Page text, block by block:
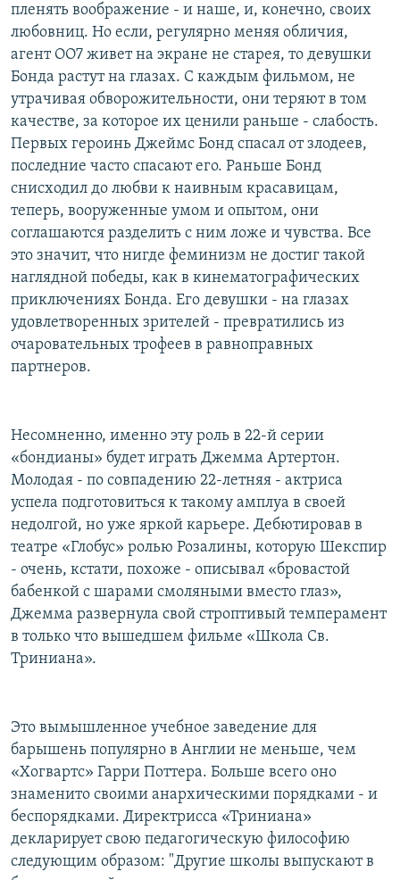
пленять воображение - и наше, и, конечно, своих
любовниц. Но если, регулярно меняя обличия,
агент ОО7 живет на экране не старея, то девушки
Бонда растут на глазах. С каждым фильмом, не
утрачивая обворожительности, они теряют в том
качестве, за которое их ценили раньше - слабость.
Первых героинь Джеймс Бонд спасал от злодеев,
последние часто спасают его. Раньше Бонд
снисходил до любви к наивным красавицам,
теперь, вооруженные умом и опытом, они
соглашаются разделить с ним ложе и чувства. Все
это значит, что нигде феминизм не достиг такой
наглядной победы, как в кинематографических
приключениях Бонда. Его девушки - на глазах
удовлетворенных зрителей - превратились из
очаровательных трофеев в равноправных
партнеров.
Несомненно, именно эту роль в 22-й серии
«бондианы» будет играть Джемма Артертон.
Молодая - по совпадению 22-летняя - актриса
успела подготовиться к такому амплуа в своей
недолгой, но уже яркой карьере. Дебютировав в
театре «Глобус» ролью Розалины, которую Шекспир
- очень, кстати, похоже - описывал «бровастой
бабенкой с шарами смоляными вместо глаз»,
Джемма развернула свой строптивый темперамент
в только что вышедшем фильме «Школа Св.
Триниана».
Это вымышленное учебное заведение для
барышень популярно в Англии не меньше, чем
«Хогвартс» Гарри Поттера. Больше всего оно
знаменито своими анархическими порядками - и
беспорядками. Директрисса «Триниана»
декларирует свою педагогическую философию
следующим образом: "Другие школы выпускают в